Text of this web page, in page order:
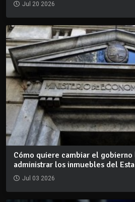
Jul 20 2026
Cómo quiere cambiar el gobierno
administrar los inmuebles del
Jul 03 2026